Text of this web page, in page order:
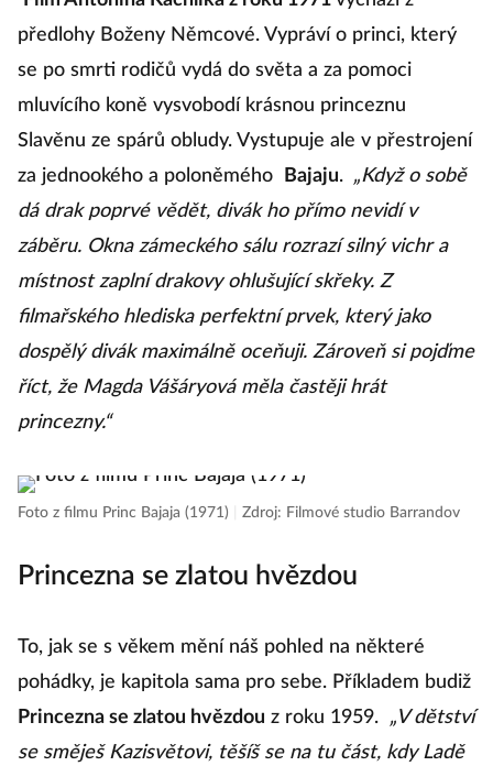
předlohy Boženy Němcové. Vypráví o princi, který
se po smrti rodičů vydá do světa a za pomoci
mluvícího koně vysvobodí krásnou princeznu
Slavěnu ze spárů obludy. Vystupuje ale v přestrojení
za jednookého a poloněmého
Bajaju. „Když o sobě
dá drak poprvé vědět, divák ho přímo nevidí v
záběru. Okna zámeckého sálu rozrazí silný vichr a
místnost zaplní drakovy ohlušující skřeky. Z
filmařského hlediska perfektní prvek, který jako
dospělý divák maximálně oceňuji. Zároveň si pojďme
říct, že Magda Vášáryová měla častěji hrát
princezny.“
Foto z filmu Princ Bajaja (1971) Zdroj: Filmové studio Barrandov
Princezna se zlatou hvězdou
To, jak se s věkem mění náš pohled na některé
pohádky, je kapitola sama pro sebe. Příkladem budiž
Princezna se zlatou hvězdou z roku 1959.
„V dětství
se směješ Kazisvětovi, těšíš se na tu část, kdy Ladě